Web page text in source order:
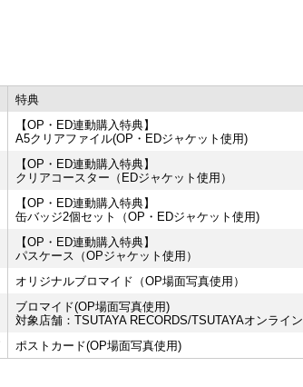
特典
【OP・ED連動購入特典】
A5クリアファイル(OP・EDジャケット使用)
【OP・ED連動購入特典】
クリアコースター（EDジャケット使用）
【OP・ED連動購入特典】
缶バッジ2個セット（OP・EDジャケット使用)
【OP・ED連動購入特典】
パスケース（OPジャケット使用）
オリジナルブロマイド（OP場面写真使用）
ブロマイド(OP場面写真使用)
対象店舗：TSUTAYA RECORDS/TSUTAYAオンライン
ポストカード(OP場面写真使用)